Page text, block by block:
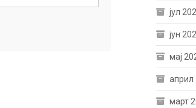
јул
јун
мај
април
март